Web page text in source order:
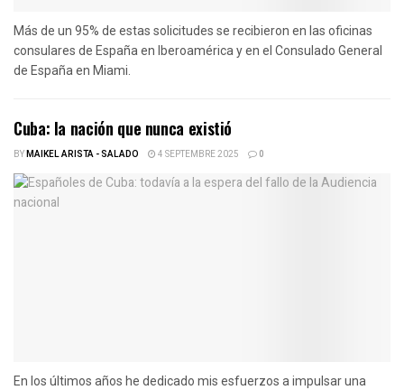
Más de un 95% de estas solicitudes se recibieron en las oficinas
consulares de España en Iberoamérica y en el Consulado General
de España en Miami.
Cuba: la nación que nunca existió
BYMAIKEL ARISTA - SALADO 4 SEPTEMBRE 2025 0
En los últimos años he dedicado mis esfuerzos a impulsar una